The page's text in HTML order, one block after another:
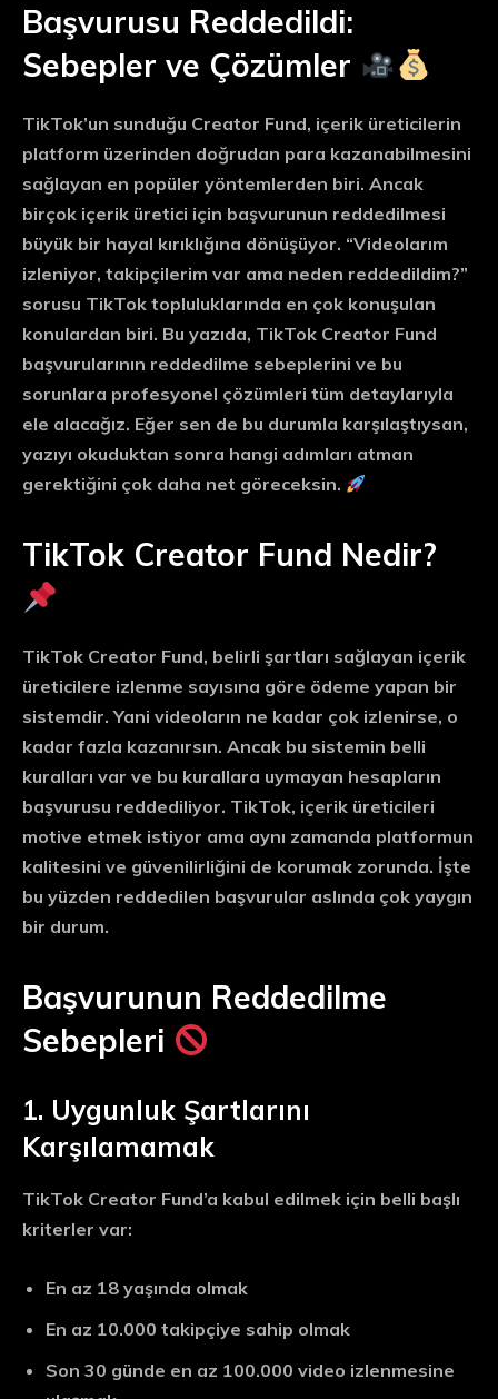
Başvurusu Reddedildi:
Sebepler ve Çözümler
TikTok’un sunduğu Creator Fund, içerik üreticilerin
platform üzerinden doğrudan para kazanabilmesini
sağlayan en popüler yöntemlerden biri. Ancak
birçok içerik üretici için başvurunun reddedilmesi
büyük bir hayal kırıklığına dönüşüyor. “Videolarım
izleniyor, takipçilerim var ama neden reddedildim?”
sorusu TikTok topluluklarında en çok konuşulan
konulardan biri. Bu yazıda, TikTok Creator Fund
başvurularının reddedilme sebeplerini ve bu
sorunlara profesyonel çözümleri tüm detaylarıyla
ele alacağız. Eğer sen de bu durumla karşılaştıysan,
yazıyı okuduktan sonra hangi adımları atman
gerektiğini çok daha net göreceksin.
TikTok Creator Fund Nedir?
TikTok Creator Fund, belirli şartları sağlayan içerik
üreticilere izlenme sayısına göre ödeme yapan bir
sistemdir. Yani videoların ne kadar çok izlenirse, o
kadar fazla kazanırsın. Ancak bu sistemin belli
kuralları var ve bu kurallara uymayan hesapların
başvurusu reddediliyor. TikTok, içerik üreticileri
motive etmek istiyor ama aynı zamanda platformun
kalitesini ve güvenilirliğini de korumak zorunda. İşte
bu yüzden reddedilen başvurular aslında çok yaygın
bir durum.
Başvurunun Reddedilme
Sebepleri
1. Uygunluk Şartlarını
Karşılamamak
TikTok Creator Fund’a kabul edilmek için belli başlı
kriterler var:
En az 18 yaşında olmak
En az 10.000 takipçiye sahip olmak
Son 30 günde en az 100.000 video izlenmesine